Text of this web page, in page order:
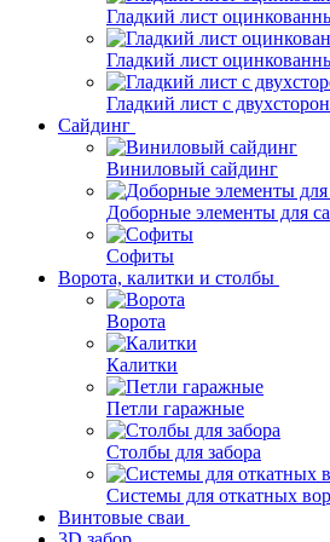
Гладкий лист
Гладкий лист
Гладкий лист с
Сайдинг
Виниловый сайдинг
Доборные элементы для
Софиты
Ворота, калитки и столбы
Ворота
Калитки
Петли гаражные
Столбы для забора
Системы для откатных
Винтовые сваи